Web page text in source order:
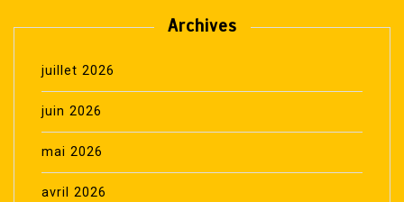
Archives
juillet 2026
juin 2026
mai 2026
avril 2026